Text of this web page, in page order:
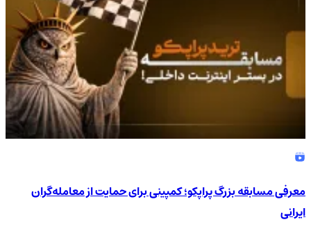
معرفی مسابقه بزرگ پراپکو؛ کمپینی برای حمایت از معامله‌گران
ایرانی